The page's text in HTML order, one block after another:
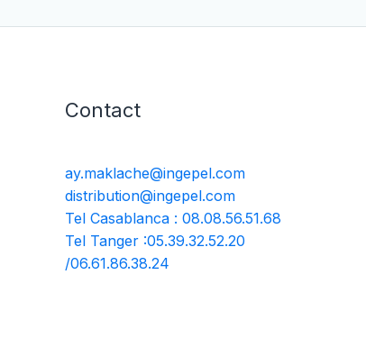
Contact
ay.maklache@ingepel.com
distribution@ingepel.com
Tel Casablanca : 08.08.56.51.68
Tel Tanger :05.39.32.52.20
/06.61.86.38.24